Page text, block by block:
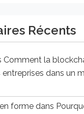
Récents
Comment la
dans un
forme dans